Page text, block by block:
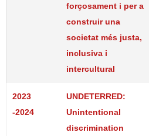
forçosament i per a
construir una
societat més justa,
inclusiva i
intercultural
2023
-2024
UNDETERRED:
Unintentional
discrimination